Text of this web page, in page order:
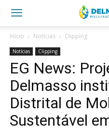
Início Notícias Clipping
Notícias Clipping
EG News:
Delmasso
Distrital de
Sustentável